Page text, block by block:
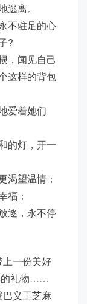
离。
不驻足的心
?
，闻见自己
这样的背包
爱着她们
的灯，开一
望温情；
；
逐，永不停
一份美好
的礼物……
义工芝麻